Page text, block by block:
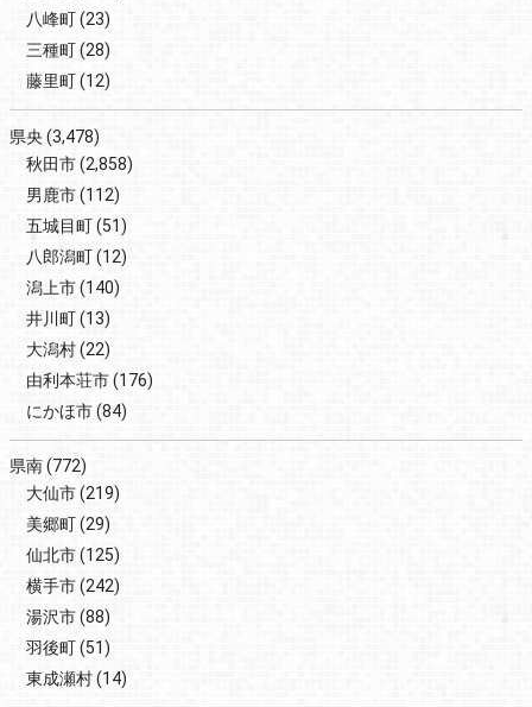
八峰町(23)
三種町(28)
藤里町(12)
県央(3,478)
秋田市(2,858)
男鹿市(112)
五城目町(51)
八郎潟町(12)
潟上市(140)
井川町(13)
大潟村(22)
由利本荘市(176)
にかほ市(84)
県南(772)
大仙市(219)
美郷町(29)
仙北市(125)
横手市(242)
湯沢市(88)
羽後町(51)
東成瀬村(14)